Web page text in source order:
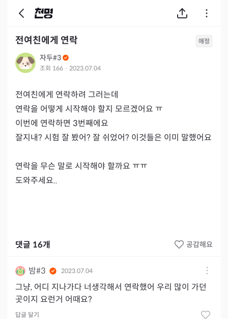
전여친에게 연락 애정
자두#3
조회 166 · 2023.07.04
전여친에게 연락하려 그러는데
연락을 어떻게 시작해야 할지 모르겠어요 ㅠ
이번에 연락하면 3번째에요
잘지내? 시험 잘 봤어? 잘 쉬었어? 이것들은 이미 말했어요
연락을 무슨 말로 시작해야 할까요 ㅠㅠ
도와주세요..
댓글 16개 공감해요
밤#3 2023.07.04
그냥, 어디 지나가다 너생각해서 연락했어 우리 많이 가던
곳이지 요런거 어때요?
답글 달기